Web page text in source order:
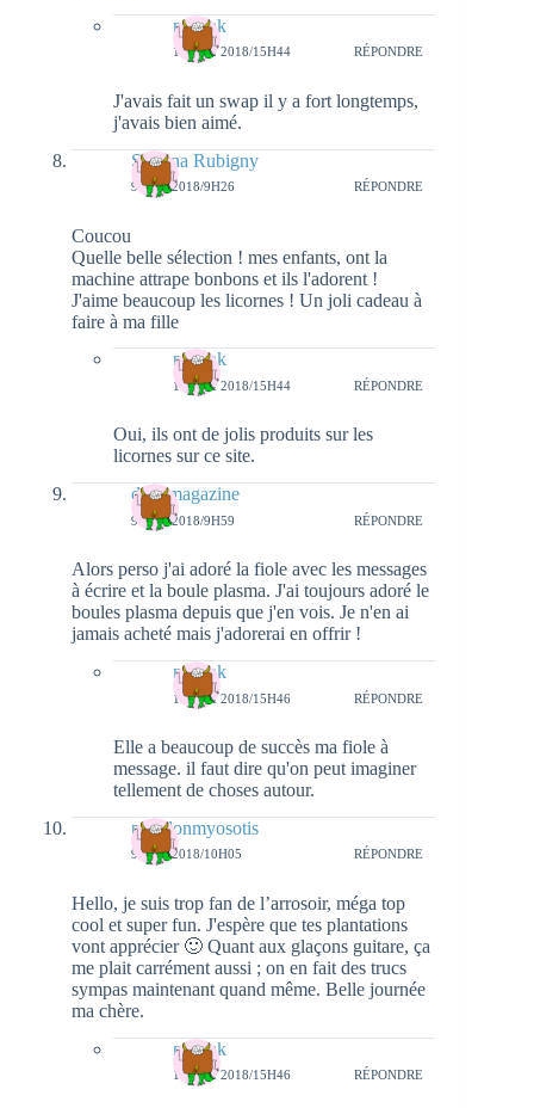
natieak
13 MAI 2018/15H44 RÉPONDRE
J'avais fait un swap il y a fort longtemps,
j'avais bien aimé.
Sabrina Rubigny
9 MAI 2018/9H26 RÉPONDRE
Coucou
Quelle belle sélection ! mes enfants, ont la
machine attrape bonbons et ils l'adorent !
J'aime beaucoup les licornes ! Un joli cadeau à
faire à ma fille
natieak
13 MAI 2018/15H44 RÉPONDRE
Oui, ils ont de jolis produits sur les
licornes sur ce site.
debymagazine
9 MAI 2018/9H59 RÉPONDRE
Alors perso j'ai adoré la fiole avec les messages
à écrire et la boule plasma. J'ai toujours adoré le
boules plasma depuis que j'en vois. Je n'en ai
jamais acheté mais j'adorerai en offrir !
natieak
13 MAI 2018/15H46 RÉPONDRE
Elle a beaucoup de succès ma fiole à
message. il faut dire qu'on peut imaginer
tellement de choses autour.
papillonmyosotis
9 MAI 2018/10H05 RÉPONDRE
Hello, je suis trop fan de l’arrosoir, méga top
cool et super fun. J'espère que tes plantations
vont apprécier 🙂 Quant aux glaçons guitare, ça
me plait carrément aussi ; on en fait des trucs
sympas maintenant quand même. Belle journée
ma chère.
natieak
13 MAI 2018/15H46 RÉPONDRE